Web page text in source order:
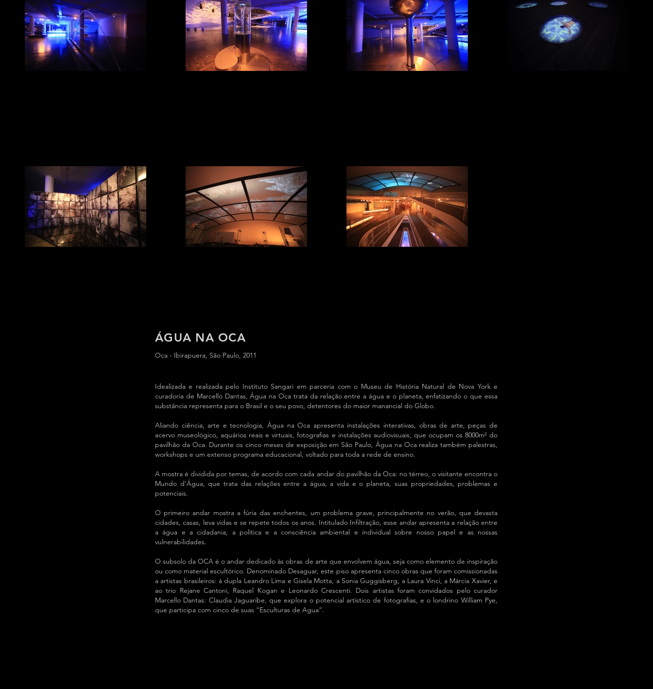
ÁGUA NA OCA
Oca - Ibirapuera, São Paulo, 2011
Idealizada e realizada pelo Instituto Sangari em parceria com o Museu de História Natural de Nova York e
curadoria de Marcello Dantas, Água na Oca trata da relação entre a água e o planeta, enfatizando o que essa
substância representa para o Brasil e o seu povo, detentores do maior manancial do Globo.
Aliando ciência, arte e tecnologia, Água na Oca apresenta instalações interativas, obras de arte, peças de
acervo museológico, aquários reais e virtuais, fotografias e instalações audiovisuais, que ocupam os 8000m² do
pavilhão da Oca. Durante os cinco meses de exposição em São Paulo, Água na Oca realiza também palestras,
workshops e um extenso programa educacional, voltado para toda a rede de ensino.
A mostra é dividida por temas, de acordo com cada andar do pavilhão da Oca: no térreo, o visitante encontra o
Mundo d’Água, que trata das relações entre a água, a vida e o planeta, suas propriedades, problemas e
potenciais.
O primeiro andar mostra a fúria das enchentes, um problema grave, principalmente no verão, que devasta
cidades, casas, leva vidas e se repete todos os anos. Intitulado Infiltração, esse andar apresenta a relação entre
a água e a cidadania, a política e a consciência ambiental e individual sobre nosso papel e as nossas
vulnerabilidades.
O subsolo da OCA é o andar dedicado às obras de arte que envolvem água, seja como elemento de inspiração
ou como material escultórico. Denominado Desaguar, este piso apresenta cinco obras que foram comissionadas
a artistas brasileiros: à dupla Leandro Lima e Gisela Motta, a Sonia Guggisberg, a Laura Vinci, a Márcia Xavier, e
ao trio Rejane Cantoni, Raquel Kogan e Leonardo Crescenti. Dois artistas foram convidados pelo curador
Marcello Dantas: Claudia Jaguaribe, que explora o potencial artístico de fotografias, e o londrino William Pye,
que participa com cinco de suas “Esculturas de Agua”.